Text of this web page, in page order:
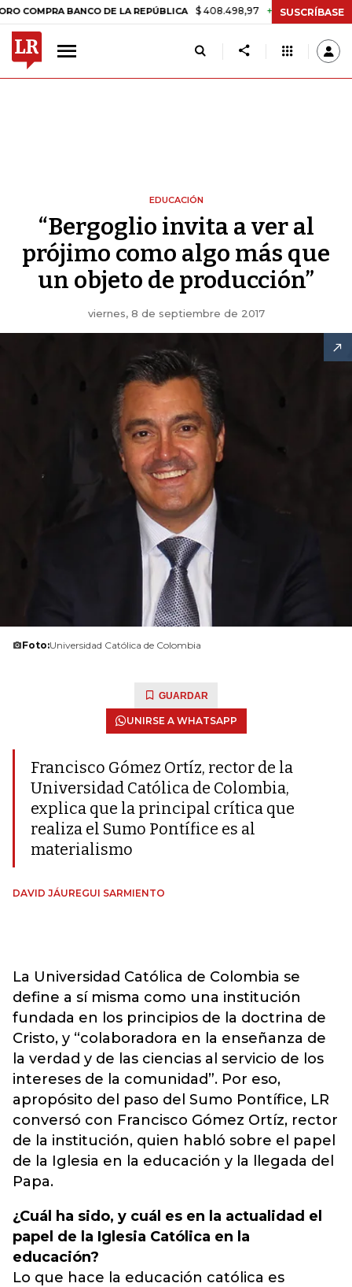
BANCO DE LA REPÚBLICA $ 408.498,97 +$ 8.753,81 +2,19%
SUSCRÍBASE
EDUCACIÓN
“Bergoglio invita a ver al
prójimo como algo más que
un objeto de producción”
viernes, 8 de septiembre de 2017
Foto:Universidad Católica de Colombia
GUARDAR
UNIRSE A WHATSAPP
Francisco Gómez Ortíz, rector de la
Universidad Católica de Colombia,
explica que la principal crítica que
realiza el Sumo Pontífice es al
materialismo
DAVID JÁUREGUI SARMIENTO
La Universidad Católica de Colombia se
define a sí misma como una institución
fundada en los principios de la doctrina de
Cristo, y “colaboradora en la enseñanza de
la verdad y de las ciencias al servicio de los
intereses de la comunidad”. Por eso,
apropósito del paso del Sumo Pontífice, LR
conversó con Francisco Gómez Ortíz, rector
de la institución, quien habló sobre el papel
de la Iglesia en la educación y la llegada del
Papa.
¿Cuál ha sido, y cuál es en la actualidad el
papel de la Iglesia Católica en la
educación?
Lo que hace la educación católica es